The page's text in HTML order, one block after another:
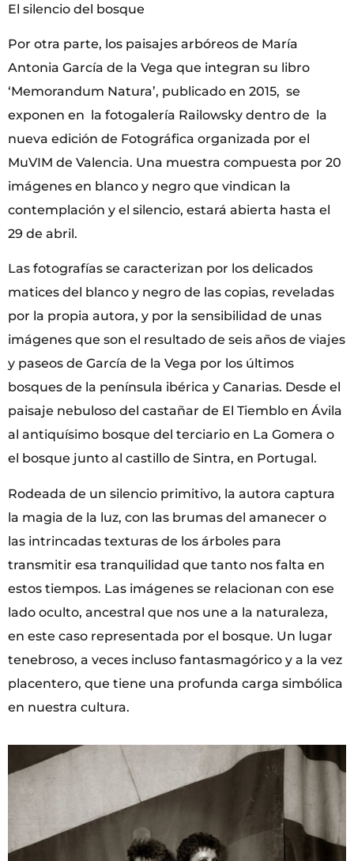
El silencio del bosque
Por otra parte, los paisajes arbóreos de María
Antonia García de la Vega que integran su libro
‘Memorandum Natura’, publicado en 2015, se
exponen en la fotogalería Railowsky dentro de la
nueva edición de Fotográfica organizada por el
MuVIM de Valencia. Una muestra compuesta por 20
imágenes en blanco y negro que vindican la
contemplación y el silencio, estará abierta hasta el
29 de abril.
Las fotografías se caracterizan por los delicados
matices del blanco y negro de las copias, reveladas
por la propia autora, y por la sensibilidad de unas
imágenes que son el resultado de seis años de viajes
y paseos de García de la Vega por los últimos
bosques de la península ibérica y Canarias. Desde el
paisaje nebuloso del castañar de El Tiemblo en Ávila
al antiquísimo bosque del terciario en La Gomera o
el bosque junto al castillo de Sintra, en Portugal.
Rodeada de un silencio primitivo, la autora captura
la magia de la luz, con las brumas del amanecer o
las intrincadas texturas de los árboles para
transmitir esa tranquilidad que tanto nos falta en
estos tiempos. Las imágenes se relacionan con ese
lado oculto, ancestral que nos une a la naturaleza,
en este caso representada por el bosque. Un lugar
tenebroso, a veces incluso fantasmagórico y a la vez
placentero, que tiene una profunda carga simbólica
en nuestra cultura.